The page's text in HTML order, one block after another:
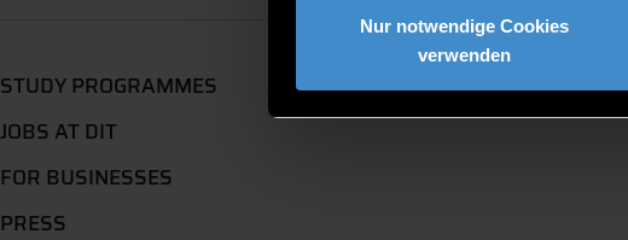
Nur notwendige Cookies
verwenden
STUDY PROGRAMMES
JOBS AT DIT
FOR BUSINESSES
PRESS